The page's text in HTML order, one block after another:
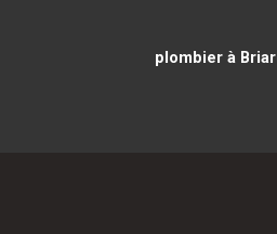
plombier à